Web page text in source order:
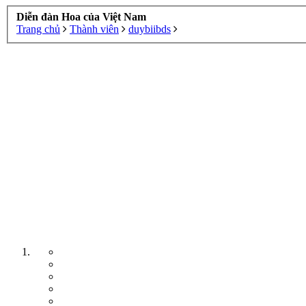
Diễn đàn Hoa của Việt Nam
Trang chủ
Thành viên duybiibds